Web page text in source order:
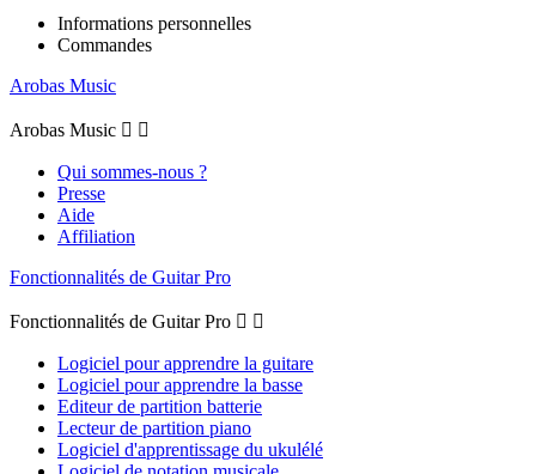
Informations personnelles
Commandes
Arobas Music
Arobas Music  
Qui sommes-nous ?
Presse
Aide
Affiliation
Fonctionnalités de Guitar Pro
Fonctionnalités de Guitar Pro  
Logiciel pour apprendre la guitare
Logiciel pour apprendre la basse
Editeur de partition batterie
Lecteur de partition piano
Logiciel d'apprentissage du ukulélé